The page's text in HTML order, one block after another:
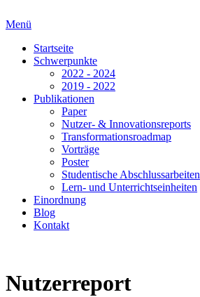
Menü
Startseite
Schwerpunkte
2022 - 2024
2019 - 2022
Publikationen
Paper
Nutzer- & Innovationsreports
Transformationsroadmap
Vorträge
Poster
Studentische Abschlussarbeiten
Lern- und Unterrichtseinheiten
Einordnung
Blog
Kontakt
Nutzerreport